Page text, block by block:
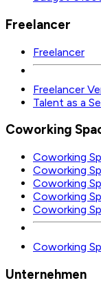
Freelancer
Freelancer
Freelancer
Talent as a
Coworking
Coworking
Coworking
Coworking
Coworking
Coworking
Coworking
Unternehmen